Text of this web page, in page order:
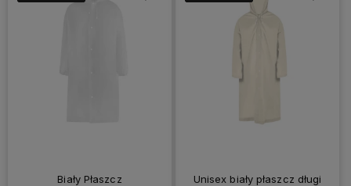
Biały Płaszcz
Unisex biały płaszcz długi